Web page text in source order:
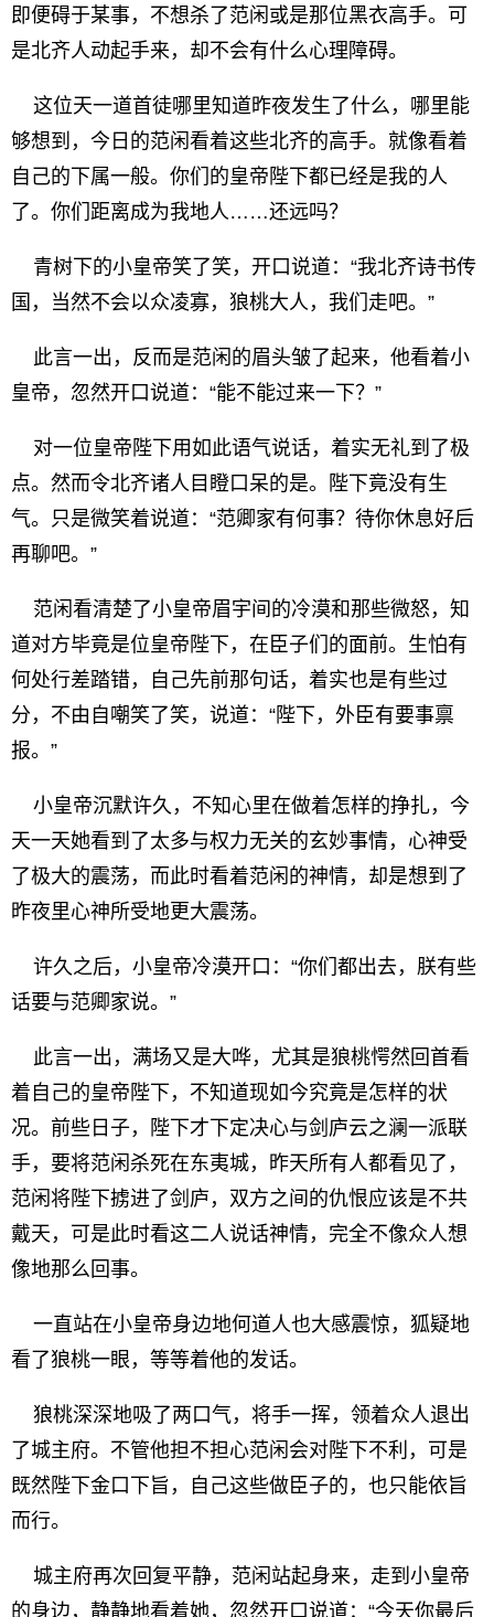
即便碍于某事，不想杀了范闲或是那位黑衣高手。可
是北齐人动起手来，却不会有什么心理障碍。
这位天一道首徒哪里知道昨夜发生了什么，哪里能
够想到，今日的范闲看着这些北齐的高手。就像看着
自己的下属一般。你们的皇帝陛下都已经是我的人
了。你们距离成为我地人……还远吗？
青树下的小皇帝笑了笑，开口说道：“我北齐诗书传
国，当然不会以众凌寡，狼桃大人，我们走吧。”
此言一出，反而是范闲的眉头皱了起来，他看着小
皇帝，忽然开口说道：“能不能过来一下？”
对一位皇帝陛下用如此语气说话，着实无礼到了极
点。然而令北齐诸人目瞪口呆的是。陛下竟没有生
气。只是微笑着说道：“范卿家有何事？待你休息好后
再聊吧。”
范闲看清楚了小皇帝眉宇间的冷漠和那些微怒，知
道对方毕竟是位皇帝陛下，在臣子们的面前。生怕有
何处行差踏错，自己先前那句话，着实也是有些过
分，不由自嘲笑了笑，说道：“陛下，外臣有要事禀
报。”
小皇帝沉默许久，不知心里在做着怎样的挣扎，今
天一天她看到了太多与权力无关的玄妙事情，心神受
了极大的震荡，而此时看着范闲的神情，却是想到了
昨夜里心神所受地更大震荡。
许久之后，小皇帝冷漠开口：“你们都出去，朕有些
话要与范卿家说。”
此言一出，满场又是大哗，尤其是狼桃愕然回首看
着自己的皇帝陛下，不知道现如今究竟是怎样的状
况。前些日子，陛下才下定决心与剑庐云之澜一派联
手，要将范闲杀死在东夷城，昨天所有人都看见了，
范闲将陛下掳进了剑庐，双方之间的仇恨应该是不共
戴天，可是此时看这二人说话神情，完全不像众人想
像地那么回事。
一直站在小皇帝身边地何道人也大感震惊，狐疑地
看了狼桃一眼，等等着他的发话。
狼桃深深地吸了两口气，将手一挥，领着众人退出
了城主府。不管他担不担心范闲会对陛下不利，可是
既然陛下金口下旨，自己这些做臣子的，也只能依旨
而行。
城主府再次回复平静，范闲站起身来，走到小皇帝
的身边，静静地看着她，忽然开口说道：“今天你最后